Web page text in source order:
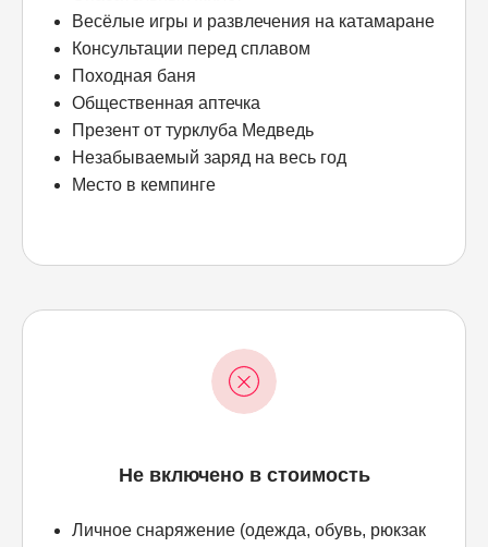
Весёлые игры и развлечения на катамаране
Консультации перед сплавом
Походная баня
Общественная аптечка
Презент от турклуба Медведь
Незабываемый заряд на весь год
Место в кемпинге
Не включено в стоимость
Личное снаряжение (одежда, обувь, рюкзак